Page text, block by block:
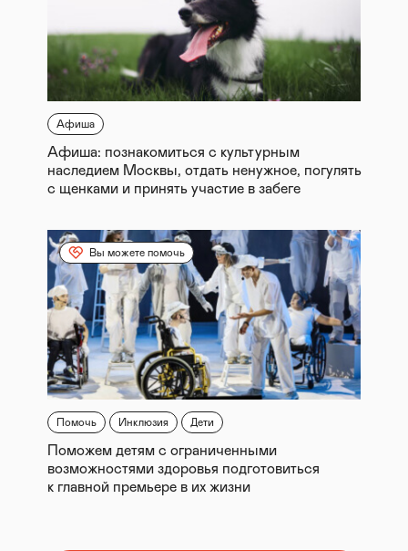
Афиша
Афиша: познакомиться с культурным
наследием Москвы, отдать ненужное, погулять
с щенками и принять участие в забеге
Вы можете помочь
Помочь Инклюзия Дети
Поможем детям с ограниченными
возможностями здоровья подготовиться
к главной премьере в их жизни